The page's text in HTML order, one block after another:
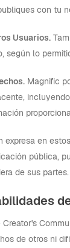
con tu
Usuarios.
según lo
Magnific
expresa en
pública,
de sus partes.
Creator's
de otros ni